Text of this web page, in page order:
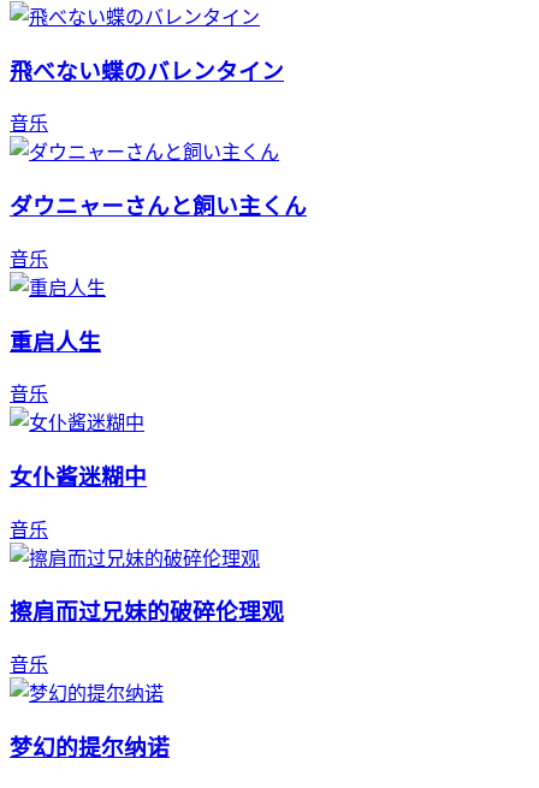
飛べない蝶のバレンタイン
音乐
ダウニャーさんと飼い主くん
音乐
重启人生
音乐
女仆酱迷糊中
音乐
擦肩而过兄妹的破碎伦理观
音乐
梦幻的提尔纳诺